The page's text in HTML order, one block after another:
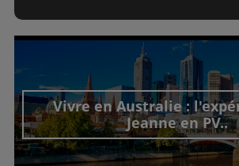
Vivre en Australie :
Jeanne en PV..